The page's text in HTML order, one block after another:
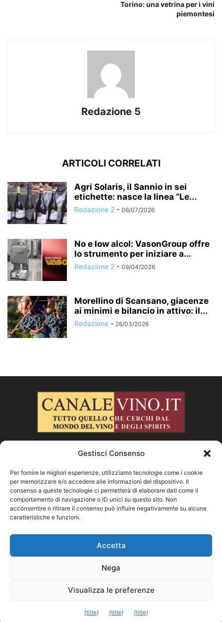
Torino: una vetrina per i vini
piemontesi
Redazione 5
ARTICOLI CORRELATI
Agri Solaris, il Sannio in sei
etichette: nasce la linea “Le...
Redazione 2 - 06/07/2026
No e low alcol: VasonGroup offre
lo strumento per iniziare a...
Redazione 2 - 09/04/2026
Morellino di Scansano, giacenze
ai minimi e bilancio in attivo: il...
Redazione - 26/03/2026
CHI SIAMO
SEGUICI
Facebook
Vimeo
©
Gestisci Consenso
Per fornire le migliori esperienze, utilizziamo tecnologie come i cookie
per memorizzare e/o accedere alle informazioni del dispositivo. Il
consenso a queste tecnologie ci permetterà di elaborare dati come il
comportamento di navigazione o ID unici su questo sito. Non
acconsentire o ritirare il consenso può influire negativamente su alcune
caratteristiche e funzioni.
Accetta
Nega
Visualizza le preferenze
{title} {title} {title}
Exit mobile version